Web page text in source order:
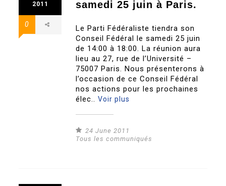
2011
0
samedi 25 juin à Paris.
Le Parti Fédéraliste tiendra son
Conseil Fédéral le samedi 25 juin
de 14:00 à 18:00. La réunion aura
lieu au 27, rue de l’Université –
75007 Paris. Nous présenterons à
l’occasion de ce Conseil Fédéral
nos actions pour les prochaines
élec..Voir plus
24 June 2011
Tous les communiqués